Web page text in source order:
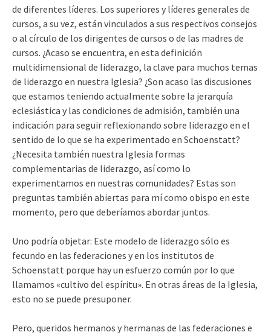
de diferentes líderes. Los superiores y líderes generales de
cursos, a su vez, están vinculados a sus respectivos consejos
o al círculo de los dirigentes de cursos o de las madres de
cursos. ¿Acaso se encuentra, en esta definición
multidimensional de liderazgo, la clave para muchos temas
de liderazgo en nuestra Iglesia? ¿Son acaso las discusiones
que estamos teniendo actualmente sobre la jerarquía
eclesiástica y las condiciones de admisión, también una
indicación para seguir reflexionando sobre liderazgo en el
sentido de lo que se ha experimentado en Schoenstatt?
¿Necesita también nuestra Iglesia formas
complementarias de liderazgo, así como lo
experimentamos en nuestras comunidades? Estas son
preguntas también abiertas para mí como obispo en este
momento, pero que deberíamos abordar juntos.
Uno podría objetar: Este modelo de liderazgo sólo es
fecundo en las federaciones y en los institutos de
Schoenstatt porque hay un esfuerzo común por lo que
llamamos «cultivo del espíritu». En otras áreas de la Iglesia,
esto no se puede presuponer.
Pero, queridos hermanos y hermanas de las federaciones e